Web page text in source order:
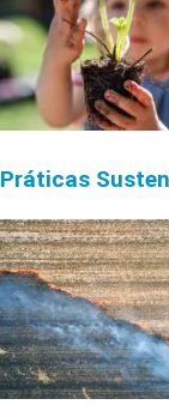
Práticas